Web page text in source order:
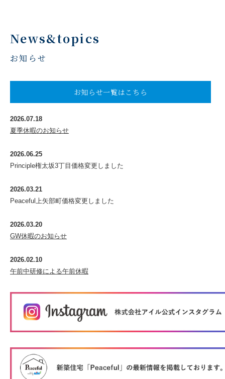
News&topics
お知らせ
お知らせ一覧はこちら
2026.07.18
夏季休暇のお知らせ
2026.06.25
Principle権太坂3丁目価格変更しました
2026.03.21
Peaceful上矢部町価格変更しました
2026.03.20
GW休暇のお知らせ
2026.02.10
午前中研修による午前休暇